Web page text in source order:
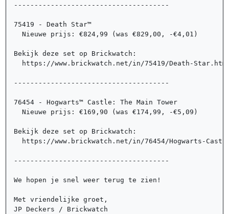
--------------------------------------
75419 - Death Star™
  Nieuwe prijs: €824,99 (was €829,00, -€4,01)
Bekijk deze set op Brickwatch:
https://www.brickwatch.net/in/75419/Death-
--------------------------------------
76454 - Hogwarts™ Castle: The Main Tower
  Nieuwe prijs: €169,90 (was €174,99, -€5,09)
Bekijk deze set op Brickwatch:
https://www.brickwatch.net/in/76454/Hogwarts-
--------------------------------------
We hopen je snel weer terug te zien!
Met vriendelijke groet,
JP Deckers / Brickwatch